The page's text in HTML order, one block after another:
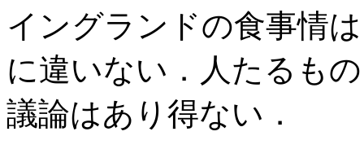
イングランドの食事情
に違いない．人たるも
議論はあり得ない．